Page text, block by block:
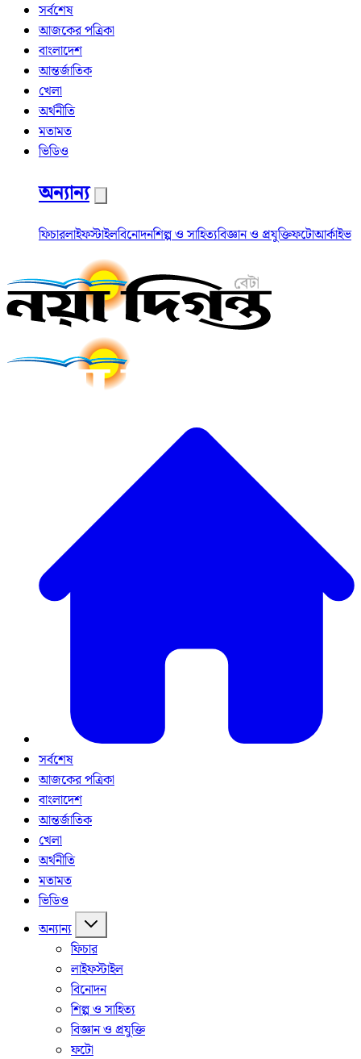
সর্বশেষ
আজকের পত্রিকা
বাংলাদেশ
আন্তর্জাতিক
খেলা
অর্থনীতি
মতামত
ভিডিও
অন্যান্য
ফিচারলাইফস্টাইলবিনোদনশিল্প ও সাহিত্যবিজ্ঞান ও প্রযুক্তিফটোআর্কাইভ
সর্বশেষ
আজকের পত্রিকা
বাংলাদেশ
আন্তর্জাতিক
খেলা
অর্থনীতি
মতামত
ভিডিও
অন্যান্য
ফিচার
লাইফস্টাইল
বিনোদন
শিল্প ও সাহিত্য
বিজ্ঞান ও প্রযুক্তি
ফটো